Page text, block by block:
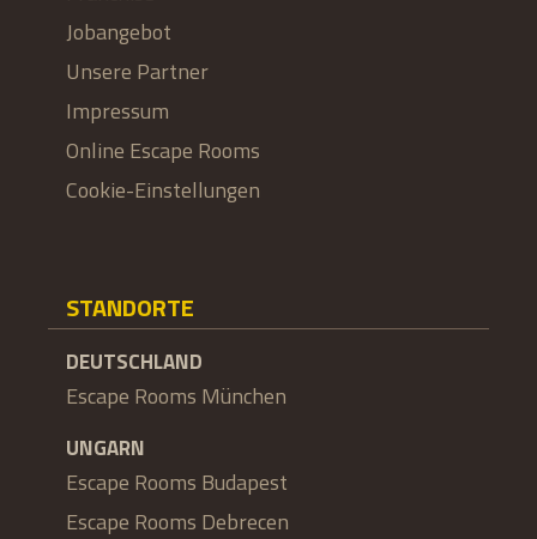
Jobangebot
Unsere Partner
Impressum
Online Escape Rooms
Cookie-Einstellungen
STANDORTE
DEUTSCHLAND
Escape Rooms München
UNGARN
Escape Rooms Budapest
Escape Rooms Debrecen